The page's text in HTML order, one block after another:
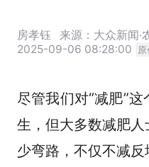
房孝钰
来源：大众新闻·
2025-09-06 08:28:00
原
尽管我们对“减肥”
生，但大多数减肥
少弯路，不仅不减